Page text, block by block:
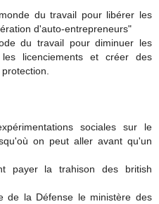
du travail pour libérer les
d'auto-entrepreneurs"
du travail pour diminuer les
licenciements et créer des
sociales sur le
on peut aller avant qu'un
payer la trahison des british
de la Défense le ministère des